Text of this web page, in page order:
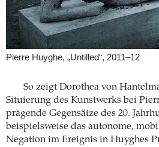
Pierre Huyghe, „Untilled“, 2011–12
So zeigt Dorothea von
Situierung des Kunstwerks bei
prägende Gegensätze des 20.
beispielsweise das autonome,
Negation im Ereignis in Huyghes